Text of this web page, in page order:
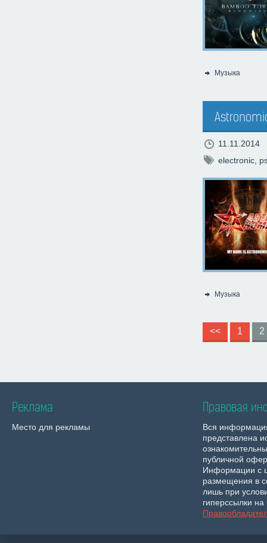
Музыка
11.11.2014
electronic
Музыка
<< 1 2
Реклама
Место для рекламы
Правовая
Вся
представлена
публичной
Информации с
размещения в
лишь при
гиперссылки на